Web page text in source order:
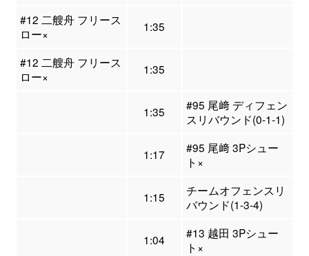
#12 二艘舟 フリース
ロー×
1:35
#12 二艘舟 フリース
ロー×
1:35
1:35
#95 尾﨑 ディフェン
スリバウンド(0-1-1)
1:17
#95 尾﨑 3Pシュー
ト×
1:15
チームオフェンスリ
バウンド(1-3-4)
1:04
#13 越田 3Pシュー
ト×